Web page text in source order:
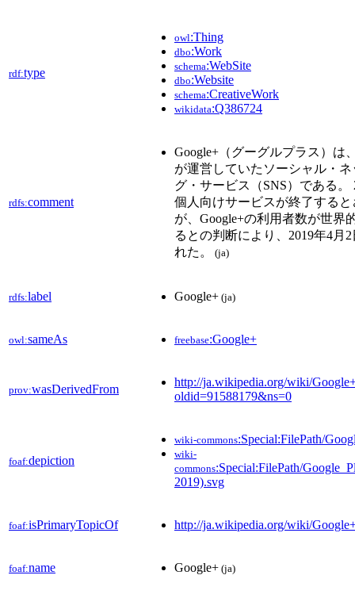
rdf:type
owl:Thing
dbo:Work
schema:WebSite
dbo:Website
schema:CreativeWork
wikidata:Q386724
rdfs:comment
Google+（グーグルプラス）は
が運営していたソーシャル・
グ・サービス（SNS）である。
個人向けサービスが終了する
が、Google+の利用者数が世界
るとの判断により、2019年4月
れた。
(ja)
rdfs:label Google+ (ja)
owl:sameAs freebase:Google+
prov:wasDerivedFrom
http://ja.wikipedia.org/wiki/
oldid=91588179&ns=0
foaf:depiction
wiki-commons:Special:FilePath/
wiki-
commons:Special:FilePath/
2019).svg
foaf:isPrimaryTopicOf http://ja.wikipedia.org/wiki/
foaf:name Google+ (ja)